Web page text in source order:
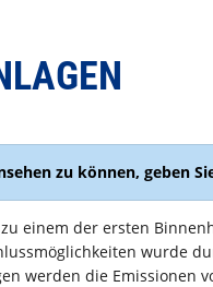
zu können, geben
einem der ersten
wurde
werden die Emissionen